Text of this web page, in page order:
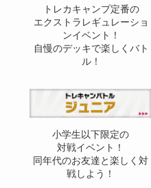
トレカキャンプ定番の
エクストラレギュレーショ
ンイベント！
自慢のデッキで楽しくバト
ル！
小学生以下限定の
対戦イベント！
同年代のお友達と楽しく対
戦しよう！